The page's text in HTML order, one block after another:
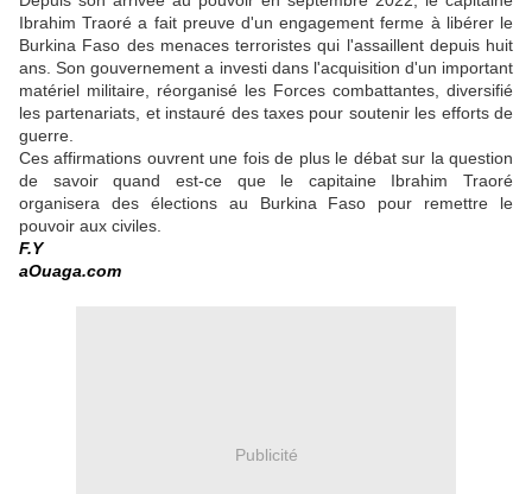
Ibrahim Traoré a fait preuve d'un engagement ferme à libérer le
Burkina Faso des menaces terroristes qui l'assaillent depuis huit
ans. Son gouvernement a investi dans l'acquisition d'un important
matériel militaire, réorganisé les Forces combattantes, diversifié
les partenariats, et instauré des taxes pour soutenir les efforts de
guerre.
Ces affirmations ouvrent une fois de plus le débat sur la question
de savoir quand est-ce que le capitaine Ibrahim Traoré
organisera des élections au Burkina Faso pour remettre le
pouvoir aux civiles.
F.Y
aOuaga.com
Publicité